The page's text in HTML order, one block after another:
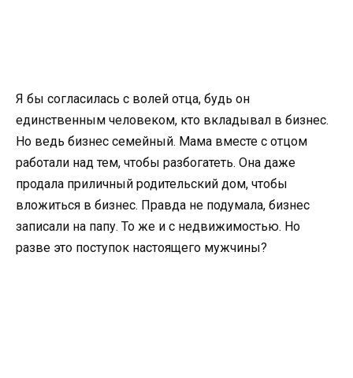
Я бы согласилась с волей отца, будь он
единственным человеком, кто вкладывал в бизнес.
Но ведь бизнес семейный. Мама вместе с отцом
работали над тем, чтобы разбогатеть. Она даже
продала приличный родительский дом, чтобы
вложиться в бизнес. Правда не подумала, бизнес
записали на папу. То же и с недвижимостью. Но
разве это поступок настоящего мужчины?